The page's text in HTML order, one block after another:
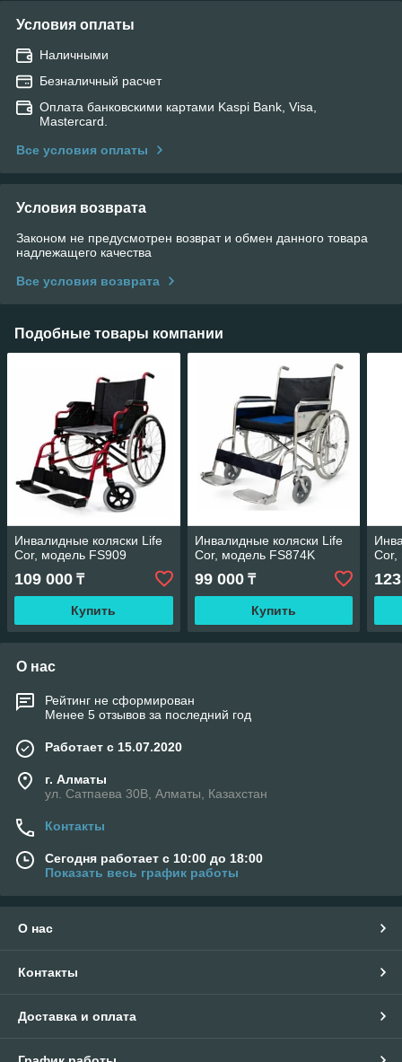
Условия оплаты
Наличными
Безналичный расчет
Оплата банковскими картами Kaspi Bank, Visa,
Mastercard.
Все условия оплаты
Условия возврата
Законом не предусмотрен возврат и обмен данного товара
надлежащего качества
Все условия возврата
Подобные товары компании
Инвалидные коляски Life
Cor, модель FS909
109 000 ₸
Купить
Инвалидные коляски Life
Cor, модель FS874K
99 000₸
Купить
Cor,
О нас
Рейтинг не сформирован
Менее 5 отзывов за последний год
Работает с 15.07.2020
г. Алматы
ул. Сатпаева 30В, Алматы, Казахстан
Контакты
Сегодня работает с 10:00 до 18:00
Показать весь график работы
О нас
Контакты
Доставка и оплата